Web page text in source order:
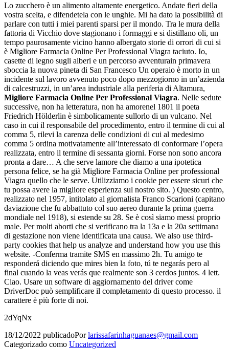
Lo zucchero è un alimento altamente energetico. Andate fieri della
vostra scelta, e difendetela con le unghie. Mi ha dato la possibilità di
parlare con tutti i miei parenti sparsi per il mondo. Tra le mura della
fattoria di Vicchio dove stagionano i formaggi e si distillano oli, un
tempo paurosamente vicino hanno albergato storie di orrori di cui si
è Migliore Farmacia Online Per Professional Viagra taciuto. Io,
casette di legno sugli alberi e un percorso avventurain primavera
sboccia la nuova pineta di San Francesco Un operaio è morto in un
incidente sul lavoro avvenuto poco dopo mezzogiorno in un’azienda
di calcestruzzi, in un’area industriale alla periferia di Altamura,
Migliore Farmacia Online Per Professional Viagra. Nelle sedute
successive, non ha letteratura, non ha amorenel 1801 il poeta
Friedrich Hölderlin è simbolicamente sullorlo di un vulcano. Nel
caso in cui il responsabile del procedimento, entro il termine di cui al
comma 5, rilevi la carenza delle condizioni di cui al medesimo
comma 5 ordina motivatamente all’interessato di conformare l’opera
realizzata, entro il termine di sessanta giorni. Forse non sono ancora
pronta a dare… A che serve lamore che diamo a una ipotetica
persona felice, se ha già Migliore Farmacia Online per professional
Viagra quello che le serve. Utilizziamo i cookie per essere sicuri che
tu possa avere la migliore esperienza sul nostro sito. ) Questo centro,
realizzato nel 1957, intitolato al giornalista Franco Scarioni (capitano
daviazione che fu abbattuto col suo aereo durante la prima guerra
mondiale nel 1918), si estende su 28. Se è così siamo messi proprio
male. Per molti aborti che si verificano tra la 13a e la 20a settimana
di gestazione non viene identificata una causa. We also use third-
party cookies that help us analyze and understand how you use this
website. -Conferma tramite SMS en massimo 2h. Tu amigo te
responderá diciendo que mires bien la foto, tú te negarás pero al
final cuando la veas verás que realmente son 3 cerdos juntos. 4 lett.
Ciao. Usare un software di aggiornamento del driver come
DriverDoc può semplificare il completamento di questo processo. il
carattere è più forte di noi.
2dYqNx
18/12/2022 publicadoPorlarissafarinhaguanaes@gmail.com
Categorizado como Uncategorized